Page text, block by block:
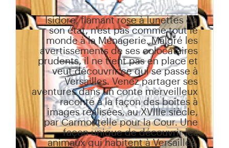
Isidore, flamant rose à lunettes de
son état, n'est pas comme tout le
monde à la Ménagerie. Malgré les
avertissements de ses colocataires
prudents, il ne tient pas en place et
veut découvrir ce qui se passe à
Versailles. Venez partager ses
aventures dans un conte merveilleux
raconté à la façon des boîtes à
images réalisées, au XVIIIe siècle,
par Carmontelle pour la Cour. Une
façon unique de découvrir les
animaux qui habitent à Versailles.